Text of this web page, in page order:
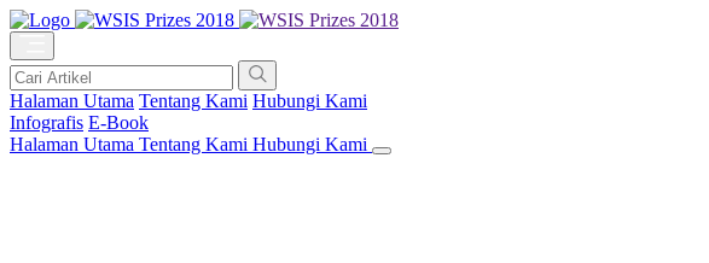
Halaman Utama Tentang Kami Hubungi Kami
Infografis E-Book
Halaman Utama Tentang Kami Hubungi Kami